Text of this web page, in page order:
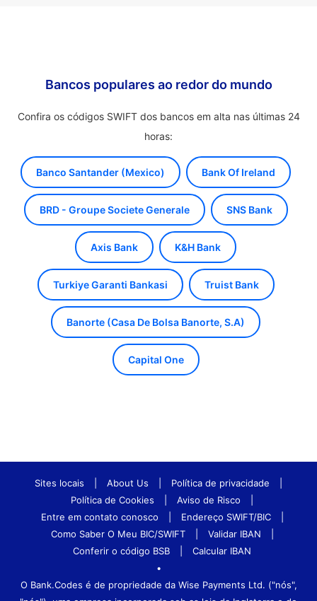
Bancos populares ao redor do mundo
Confira os códigos SWIFT dos bancos em alta nas últimas 24
horas:
Banco Santander (Mexico) Bank Of Ireland
BRD - Groupe Societe Generale SNS Bank
Axis Bank K&H Bank
Turkiye Garanti Bankasi Truist Bank
Banorte (Casa De Bolsa Banorte, S.A)
Capital One
Sites locais About Us Política de privacidade
Política de Cookies
Aviso de Risco
Entre em contato conosco
Endereço SWIFT/BIC
Como Saber O Meu BIC/SWIFT
Validar IBAN
Conferir o código BSB
Calcular IBAN
•
O Bank.Codes é de propriedade da Wise Payments Ltd. ("nós",